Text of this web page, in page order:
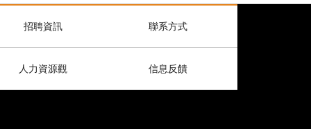
招聘資訊
人力資源觀
聯系方式
信息反饋